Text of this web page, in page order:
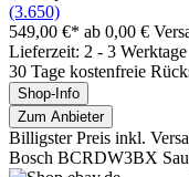
(3.650)
549,00 €* ab 0,00 €
Lieferzeit: 2 - 3 Werktage
30 Tage kostenfreie
Shop-Info
Zum Anbieter
Billigster Preis inkl.
Bosch BCRDW3BX